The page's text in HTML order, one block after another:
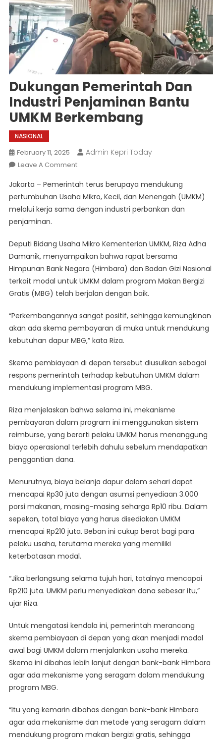
Dukungan Pemerintah Dan
Industri Penjaminan Bantu
UMKM Berkembang
NASIONAL
February 11, 2025 Admin Kepri Today
Leave A CommentOn
Pemerintah
Dan
Industri
UMKM
Berkembang
Jakarta – Pemerintah terus berupaya mendukung
pertumbuhan Usaha Mikro, Kecil, dan Menengah (UMKM)
melalui kerja sama dengan industri perbankan dan
penjaminan.
Deputi Bidang Usaha Mikro Kementerian UMKM, Riza Adha
Damanik, menyampaikan bahwa rapat bersama
Himpunan Bank Negara (Himbara) dan Badan Gizi Nasional
terkait modal untuk UMKM dalam program Makan Bergizi
Gratis (MBG) telah berjalan dengan baik.
“Perkembangannya sangat positif, sehingga kemungkinan
akan ada skema pembayaran di muka untuk mendukung
kebutuhan dapur MBG,” kata Riza.
Skema pembiayaan di depan tersebut diusulkan sebagai
respons pemerintah terhadap kebutuhan UMKM dalam
mendukung implementasi program MBG.
Riza menjelaskan bahwa selama ini, mekanisme
pembayaran dalam program ini menggunakan sistem
reimburse, yang berarti pelaku UMKM harus menanggung
biaya operasional terlebih dahulu sebelum mendapatkan
penggantian dana.
Menurutnya, biaya belanja dapur dalam sehari dapat
mencapai Rp30 juta dengan asumsi penyediaan 3.000
porsi makanan, masing-masing seharga Rp10 ribu. Dalam
sepekan, total biaya yang harus disediakan UMKM
mencapai Rp210 juta. Beban ini cukup berat bagi para
pelaku usaha, terutama mereka yang memiliki
keterbatasan modal.
“Jika berlangsung selama tujuh hari, totalnya mencapai
Rp210 juta. UMKM perlu menyediakan dana sebesar itu,”
ujar Riza.
Untuk mengatasi kendala ini, pemerintah merancang
skema pembiayaan di depan yang akan menjadi modal
awal bagi UMKM dalam menjalankan usaha mereka.
Skema ini dibahas lebih lanjut dengan bank-bank Himbara
agar ada mekanisme yang seragam dalam mendukung
program MBG.
“Itu yang kemarin dibahas dengan bank-bank Himbara
agar ada mekanisme dan metode yang seragam dalam
mendukung program makan bergizi gratis, sehingga